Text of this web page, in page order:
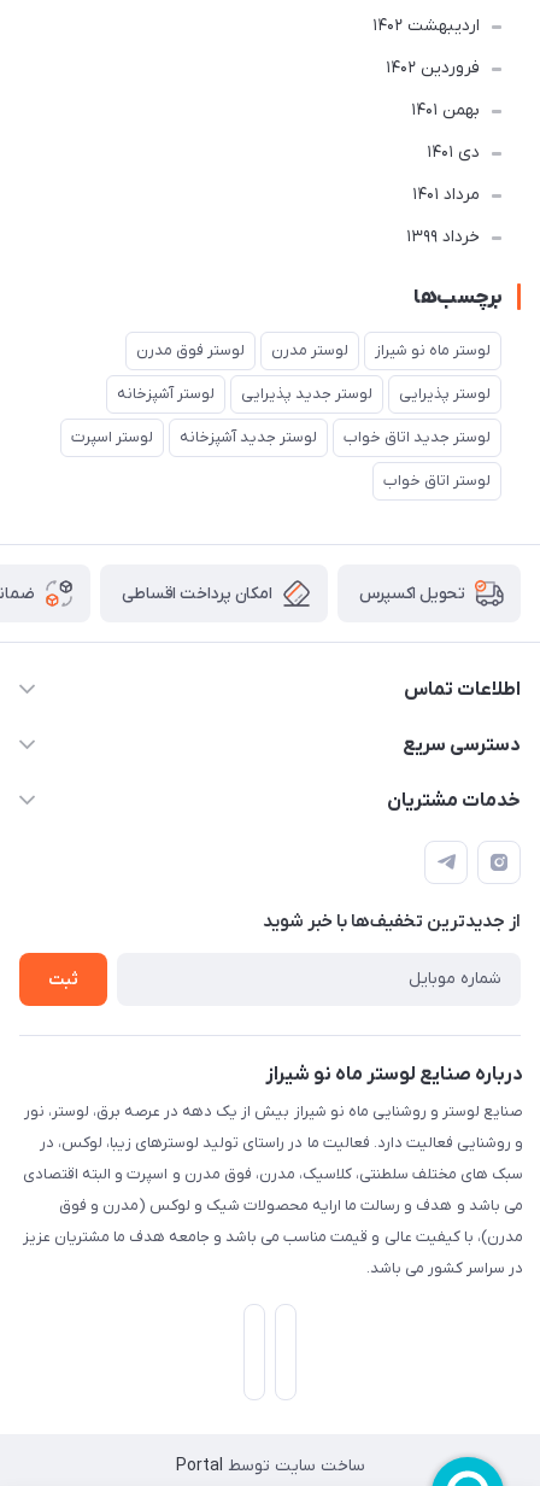
ارديبهشت 1402
فروردین 1402
بهمن 1401
دی 1401
مرداد 1401
خرداد 1399
برچسب‌ها
لوستر ماه نو شیراز لوستر مدرن لوستر فوق مدرن
لوستر پذیرایی لوستر جدید پذیرایی لوستر آشپزخانه
لوستر جدید اتاق خواب لوستر جدید آشپزخانه لوستر اسپرت
لوستر اتاق خواب
تحویل اکسپرس امکان پرداخت اقساطی
اطلاعات تماس
09171115348
طبقه همکف واحد 131
دسترسی سریع
مجله فروشگاه
درباره ما
تماس با ما
خدمات مشتریان
قوانین و مقررات
حریم خصوصی
راهنما
از جدید‌ترین تخفیف‌ها با‌ خبر شوید
ثبت
درباره صنایع لوستر ماه نو شیراز
صنایع لوستر و روشنایی ماه نو شیراز بیش از یک دهه در عرصه برق، لوستر، نور
و روشنایی فعالیت دارد. فعالیت ما در راستای تولید لوسترهای زیبا، لوکس، در
سبک های مختلف سلطنتی، کلاسیک، مدرن، فوق مدرن و اسپرت و البته اقتصادی
می باشد و هدف و رسالت ما ارایه محصولات شیک و لوکس (مدرن و فوق
مدرن)، با کیفیت عالی و قیمت مناسب می باشد و جامعه هدف ما مشتریان عزیز
در سراسر کشور می باشد.
ساخت سایت توسط Portal